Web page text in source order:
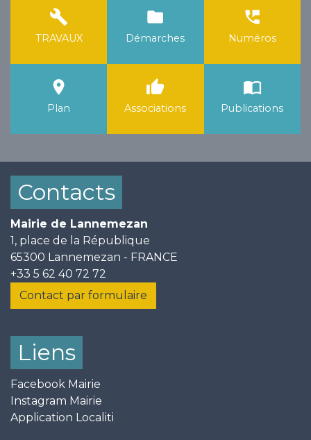
build
TRAVAUX
folder
Démarches
perm_phone_msg
Numéros
room
Plan
thumb_up
Associations
import_contacts
Publications
Contacts
Mairie de Lannemezan
1, place de la République
65300 Lannemezan - FRANCE
+33 5 62 40 72 72
Contact par formulaire
Liens
Facebook Mairie
Instagram Mairie
Application Localiti